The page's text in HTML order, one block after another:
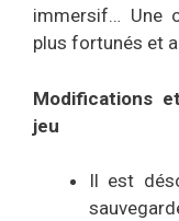
immersif… Une
plus fortunés et
Modifications
jeu
Il est